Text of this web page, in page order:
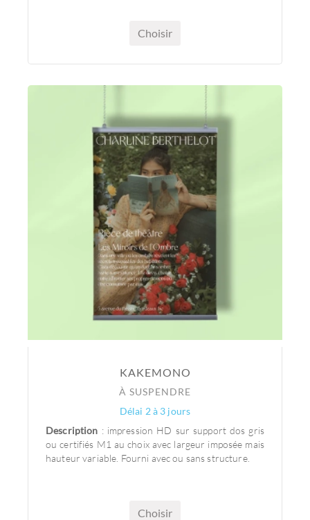
Choisir
KAKEMONO
À SUSPENDRE
Délai 2 à 3 jours
Description : impression HD sur support dos gris
ou certifiés M1 au choix avec largeur imposée mais
hauteur variable. Fourni avec ou sans structure.
Choisir